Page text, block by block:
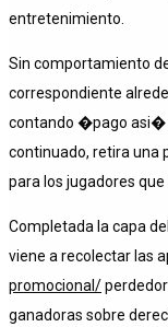
entretenimiento.
Sin comportamiento
correspondiente
contando �pago asi�
continuado, retira una
para los jugadores
Completada la capa
viene a recolectar las
promocional/
ganadoras sobre